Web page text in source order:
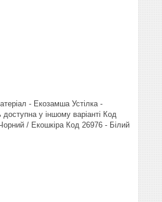
- Екозамша Устілка -
у іншому варіанті Код
/ Екошкіра Код 26976 - Білий